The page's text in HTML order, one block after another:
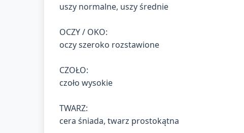
uszy normalne, uszy średnie
OCZY / OKO:
oczy szeroko rozstawione
CZOŁO:
czoło wysokie
TWARZ:
cera śniada, twarz prostokątna